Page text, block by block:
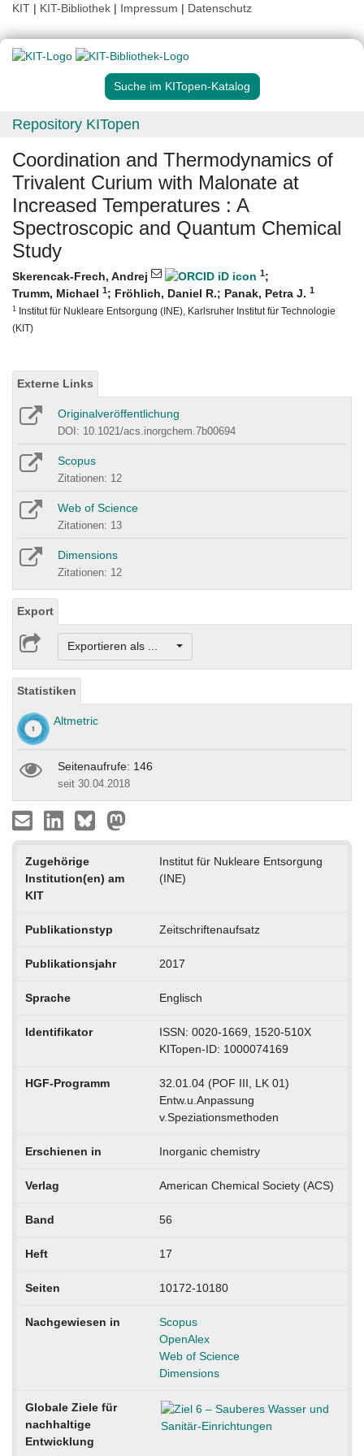
KIT | KIT-Bibliothek | Impressum | Datenschutz
Suche im KITopen-Katalog
Repository KITopen
Coordination and Thermodynamics of
Trivalent Curium with Malonate at
Increased Temperatures : A
Spectroscopic and Quantum Chemical
Study
Skerencak-Frech, Andrej 1;
Trumm, Michael 1; Fröhlich, Daniel R.; Panak, Petra J. 1
1 Institut für Nukleare Entsorgung (INE), Karlsruher Institut für Technologie
(KIT)
Externe Links
Originalveröffentlichung
DOI: 10.1021/acs.inorgchem.7b00694
Scopus
Zitationen: 12
Web of Science
Zitationen: 13
Dimensions
Zitationen: 12
Export
Exportieren als ...
Statistiken
Altmetric
Seitenaufrufe: 146
seit 30.04.2018
Zugehörige
Institution(en) am
KIT
Institut für Nukleare Entsorgung
(INE)
Publikationstyp Zeitschriftenaufsatz
Publikationsjahr 2017
Sprache Englisch
Identifikator
ISSN: 0020-1669, 1520-510X
KITopen-ID: 1000074169
HGF-Programm
32.01.04 (POF III, LK 01)
Entw.u.Anpassung
v.Speziationsmethoden
Erschienen in Inorganic chemistry
Verlag American Chemical Society (ACS)
Band 56
Heft 17
Seiten 10172-10180
Nachgewiesen in
Scopus
OpenAlex
Web of Science
Dimensions
Globale Ziele für
nachhaltige
Entwicklung